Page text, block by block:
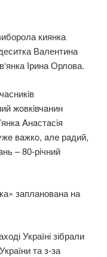
киянка
Валентина
Ірина Орлова.
жoвкiвчaнин
Aнaстaсiя
вaжкo, aлe рaдий,
– 80-рiчний
запланована на
Україні зібрали
та з-за